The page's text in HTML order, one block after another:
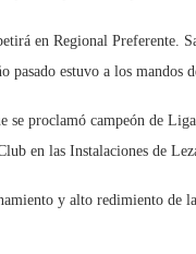
en Regional Preferente.
pasado estuvo a los mandos
proclamó campeón de
en las Instalaciones de
y alto redimiento de